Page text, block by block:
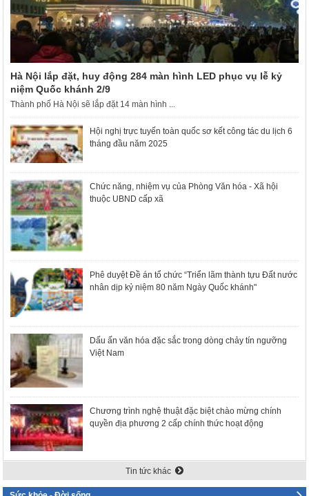
Hà Nội lắp đặt, huy động 284 màn hình LED phục vụ lễ kỷ
niệm Quốc khánh 2/9
Thành phố Hà Nội sẽ lắp đặt 14 màn hình ...
Hội nghị trực tuyến toàn quốc sơ kết công tác du lịch 6
tháng đầu năm 2025
Chức năng, nhiệm vụ của Phòng Văn hóa - Xã hội
thuộc UBND cấp xã
Phê duyệt Đề án tổ chức “Triển lãm thành tựu Đất nước
nhân dịp kỷ niệm 80 năm Ngày Quốc khánh"
Dấu ấn văn hóa đặc sắc trong dòng chảy tín ngưỡng
Việt Nam
Chương trình nghệ thuật đặc biệt chào mừng chính
quyền địa phương 2 cấp chính thức hoạt động
Tin tức khác